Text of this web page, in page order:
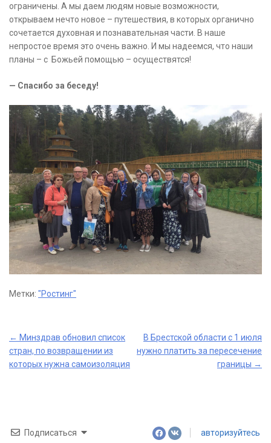
ограничены. А мы даем людям новые возможности,
открываем нечто новое – путешествия, в которых органично
сочетается духовная и познавательная части. В наше
непростое время это очень важно. И мы надеемся, что наши
планы – с Божьей помощью – осуществятся!
— Спасибо за беседу!
Метки: "Ростинг"
Post
navigation
← Минздрав обновил список
стран, по возвращении из
которых нужна самоизоляция
В Брестской области с 1 июля
нужно платить за пересечение
границы →
Подписаться авторизуйтесь